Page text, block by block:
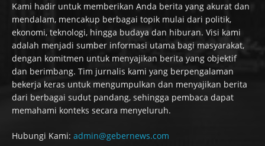
Kami hadir untuk memberikan Anda berita yang akurat dan
mendalam, mencakup berbagai topik mulai dari politik,
ekonomi, teknologi, hingga budaya dan hiburan. Visi kami
adalah menjadi sumber informasi utama bagi masyarakat,
dengan komitmen untuk menyajikan berita yang objektif
dan berimbang. Tim jurnalis kami yang berpengalaman
bekerja keras untuk mengumpulkan dan menyajikan berita
dari berbagai sudut pandang, sehingga pembaca dapat
memahami konteks secara menyeluruh.
Hubungi Kami: admin@gebernews.com